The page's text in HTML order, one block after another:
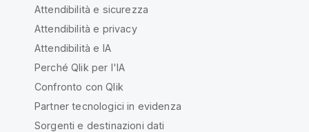
Attendibilità e sicurezza
Attendibilità e privacy
Attendibilità e IA
Perché Qlik per l'IA
Confronto con Qlik
Partner tecnologici in evidenza
Sorgenti e destinazioni dati